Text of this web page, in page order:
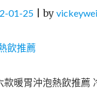
01-25 |by vickeywei
暖胃沖泡熱飲推薦